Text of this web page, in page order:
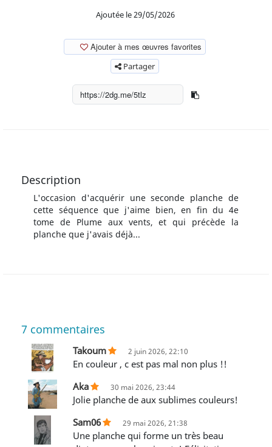
Ajoutée le 29/05/2026
Ajouter à mes œuvres favorites
Partager
Description
L'occasion d'acquérir une seconde planche de
cette séquence que j'aime bien, en fin du 4e
tome de Plume aux vents, et qui précède la
planche que j'avais déjà...
7 commentaires
Takoum 2 juin 2026, 22:10
En couleur , c est pas mal non plus !!
Aka
30 mai 2026, 23:44
Jolie planche de aux sublimes couleurs!
Sam06
29 mai 2026, 21:38
Une planche qui forme un très beau